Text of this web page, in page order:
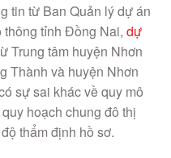
tin từ Ban Quản lý dự án
tỉnh Đồng Nai, dự
Trung tâm huyện Nhơn
Thành và huyện Nhơn
sự sai khác về quy mô
hoạch chung đô thị
thẩm định hồ sơ.